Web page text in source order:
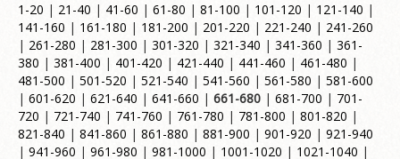
1-20 | 21-40 | 41-60 | 61-80 | 81-100 | 101-120 | 121-140 |
141-160 | 161-180 | 181-200 | 201-220 | 221-240 | 241-260
| 261-280 | 281-300 | 301-320 | 321-340 | 341-360 | 361-
380 | 381-400 | 401-420 | 421-440 | 441-460 | 461-480 |
481-500 | 501-520 | 521-540 | 541-560 | 561-580 | 581-600
| 601-620 | 621-640 | 641-660 | 661-680 | 681-700 | 701-
720 | 721-740 | 741-760 | 761-780 | 781-800 | 801-820 |
821-840 | 841-860 | 861-880 | 881-900 | 901-920 | 921-940
| 941-960 | 961-980 | 981-1000 | 1001-1020 | 1021-1040 |